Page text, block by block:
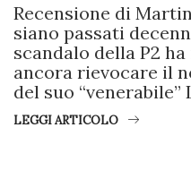
Recensione di
siano passati
scandalo della P2
ancora rievocare il
del suo
LEGGI ARTICOLO